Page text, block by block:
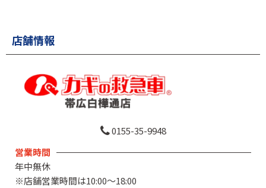
店舗情報
0155-35-9948
営業時間
年中無休
※店舗営業時間は10:00～18:00